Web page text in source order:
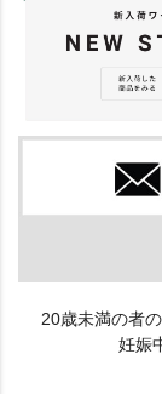
20歳未満の者
妊娠